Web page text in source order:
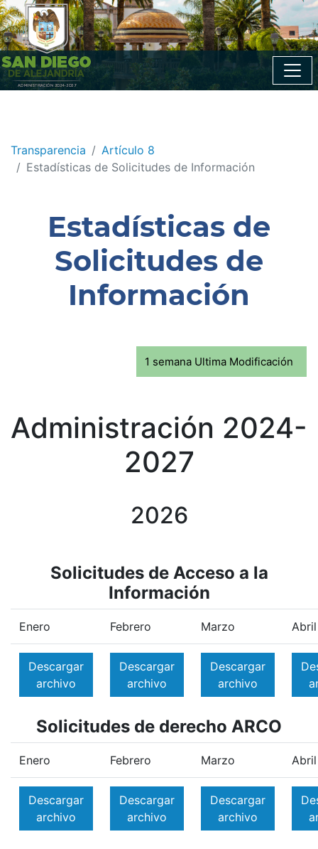
Transparencia
Artículo 8
Estadísticas de Solicitudes de Información
Estadísticas de
Solicitudes de
Información
1 semana Ultima Modificación
Administración 2024-
2027
2026
Solicitudes de Acceso a la
Información
Enero Febrero Marzo Abril
Descargar
archivo
Descargar
archivo
Descargar
archivo
Solicitudes de derecho ARCO
Enero Febrero Marzo Abril
Descargar
archivo
Descargar
archivo
Descargar
archivo